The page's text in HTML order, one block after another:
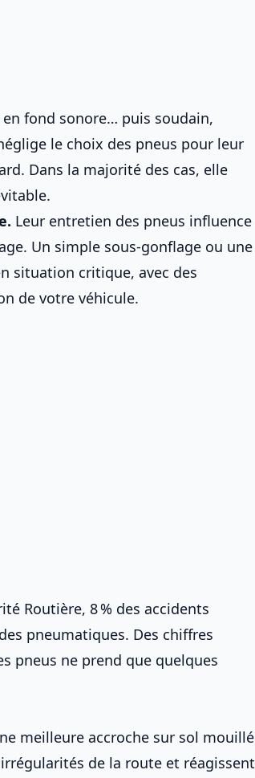
fond sonore… puis soudain,
le choix des pneus pour leur
Dans la majorité des cas, elle
Leur entretien des pneus influence
Un simple sous-gonflage ou une
situation critique, avec des
de votre véhicule.
Routière, 8 % des accidents
pneumatiques. Des chiffres
pneus ne prend que quelques
meilleure accroche sur sol mouillé
de la route et réagissent